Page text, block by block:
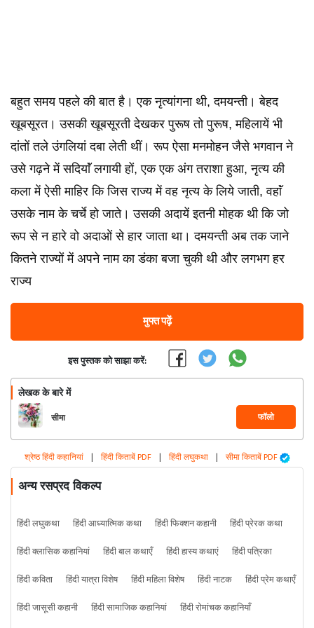
बहुत समय पहले की बात है। एक नृत्यांगना थी, दमयन्ती। बेहद
खूबसूरत। उसकी खूबसूरती देखकर पुरूष तो पुरूष, महिलायें भी
दांतों तले उंगलियां दबा लेती थीं। रूप ऐसा मनमोहन जैसे भगवान ने
उसे गढ़ने में सदियाॅं लगायी हों, एक एक अंग तराशा हुआ, नृत्य की
कला में ऐसी माहिर कि जिस राज्य में वह नृत्य के लिये जाती, वहाॅं
उसके नाम के चर्चे हो जाते। उसकी अदायें इतनी मोहक थी कि जो
रूप से न हारे वो अदाओं से हार जाता था। दमयन्ती अब तक जाने
कितने राज्यों में अपने नाम का डंका बजा चुकी थी और लगभग हर
राज्य
मुफ्त पढ़ें
इस पुस्तक को साझा करें:
लेखक के बारे में
सीमा फॉलो
श्रेष्ठ हिंदी कहानियां | हिंदी किताबें PDF | हिंदी लघुकथा | सीमा किताबें PDF
अन्य रसप्रद विकल्प
हिंदी लघुकथा हिंदी आध्यात्मिक कथा हिंदी फिक्शन कहानी
हिंदी प्रेरक कथा
हिंदी क्लासिक कहानियां
हिंदी बाल कथाएँ हिंदी हास्य कथाएं
हिंदी पत्रिका
हिंदी कविता
हिंदी यात्रा विशेष हिंदी महिला विशेष हिंदी नाटक
हिंदी प्रेम कथाएँ
हिंदी जासूसी कहानी
हिंदी सामाजिक कहानियां हिंदी रोमांचक कहानियाँ